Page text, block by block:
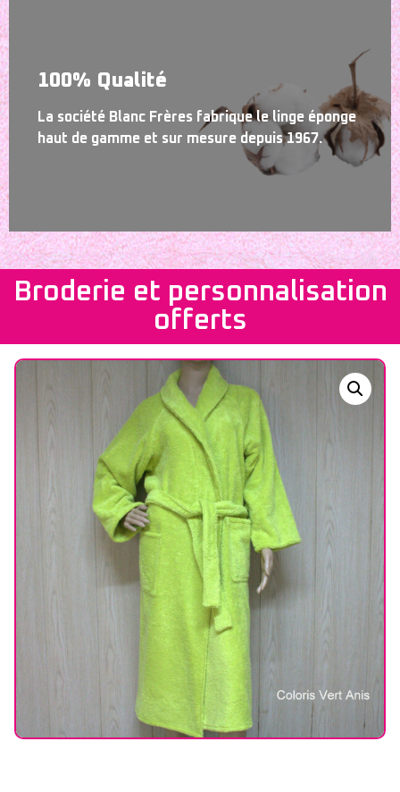
100% Qualité
La société Blanc Frères fabrique le linge éponge
haut de gamme et sur mesure depuis 1967.
Broderie et personnalisation
offerts